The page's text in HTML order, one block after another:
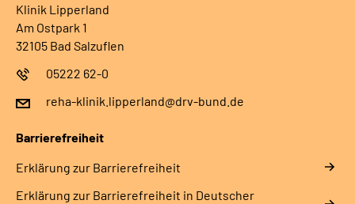
Klinik Lipperland
Am Ostpark 1
32105 Bad Salzuflen
05222 62-0
reha-klinik.lipperland@drv-bund.de
Barrierefreiheit
Erklärung zur Barrierefreiheit
Erklärung zur Barrierefreiheit in Deutscher